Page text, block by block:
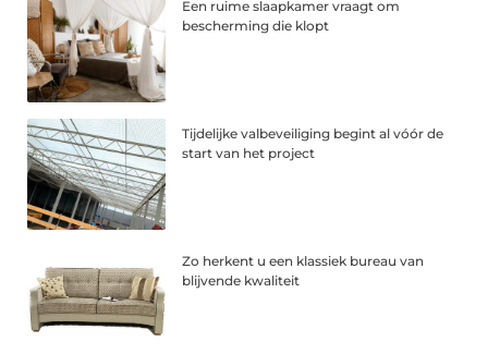
Een ruime slaapkamer vraagt om
bescherming die klopt
Tijdelijke valbeveiliging begint al vóór de
start van het project
Zo herkent u een klassiek bureau van
blijvende kwaliteit